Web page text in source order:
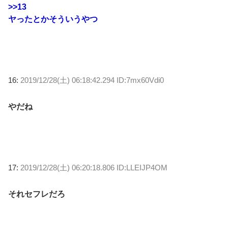
>>13
ヤったとかそういうやつ
16: 2019/12/28(土) 06:18:42.294 ID:7mx60Vdi0
やだね
17: 2019/12/28(土) 06:20:18.806 ID:LLEIJP4OM
それセフレだろ